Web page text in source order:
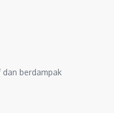
berdampak